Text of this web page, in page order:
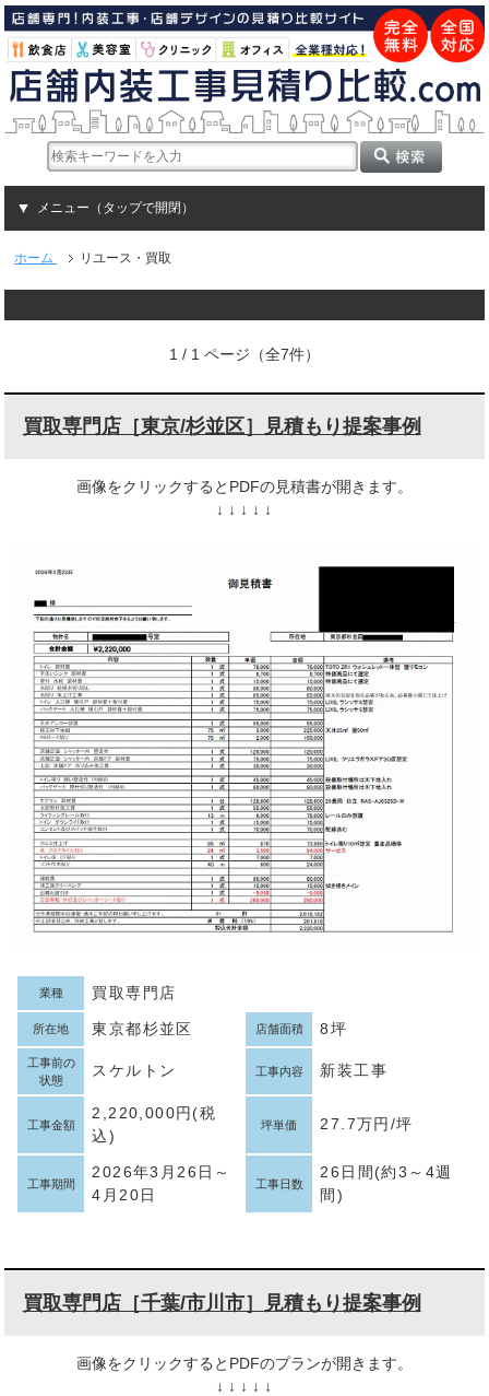
メニュー（タップで開閉）
ホーム リユース・買取
1 / 1 ページ（全7件）
買取専門店［東京/杉並区］見積もり提案事例
画像をクリックするとPDFの見積書が開きます。
↓ ↓ ↓ ↓ ↓
業種 買取専門店
所在地 東京都杉並区 店舗面積 8坪
工事前の
状態
スケルトン 工事内容 新装工事
工事金額
2,220,000円(税
込)
坪単価 27.7万円/坪
工事期間
2026年3月26日～
4月20日
工事日数
26日間(約3～4週
間)
買取専門店［千葉/市川市］見積もり提案事例
画像をクリックするとPDFのプランが開きます。
↓ ↓ ↓ ↓ ↓